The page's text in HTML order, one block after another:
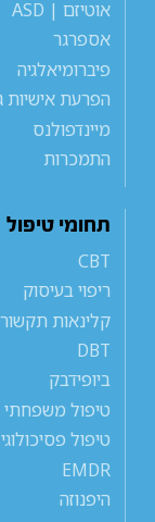
אוטיזם | ASD
אספרגר
פיברומיאלגיה
הפרעת אישיות
מיינדפולנס
התמכרות
תחומי טיפול
CBT
ריפוי בעיסוק
קלינאות
DBT
ביופידבק
טיפול משפחתי
טיפול פסיכולוגי
EMDR
היפנוזה